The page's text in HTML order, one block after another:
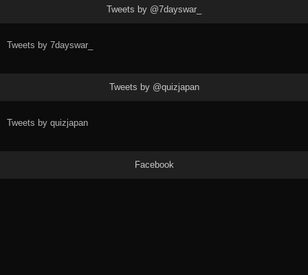
Tweets by @7dayswar_
Tweets by 7dayswar_
Tweets by @quizjapan
Tweets by quizjapan
Facebook